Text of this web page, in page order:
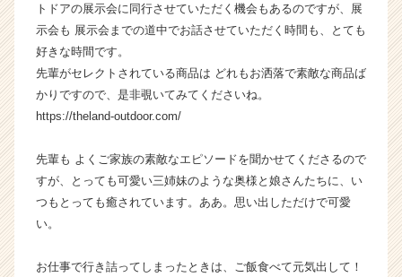
企
業
ら
ス
カ
ト
が
届
く
サ
トドアの展示会に同行させていただく機会もあるのですが、展
示会も 展示会までの道中でお話させていただく時間も、とても
好きな時間です。
先輩がセレクトされている商品は どれもお洒落で素敵な商品ば
かりですので、是非覗いてみてくださいね。
https://theland-outdoor.com/
先輩も よくご家族の素敵なエピソードを聞かせてくださるので
すが、とっても可愛い三姉妹のような奥様と娘さんたちに、い
つもとっても癒されています。ああ。思い出しただけで可愛
い。
お仕事で行き詰ってしまったときは、ご飯食べて元気出して！